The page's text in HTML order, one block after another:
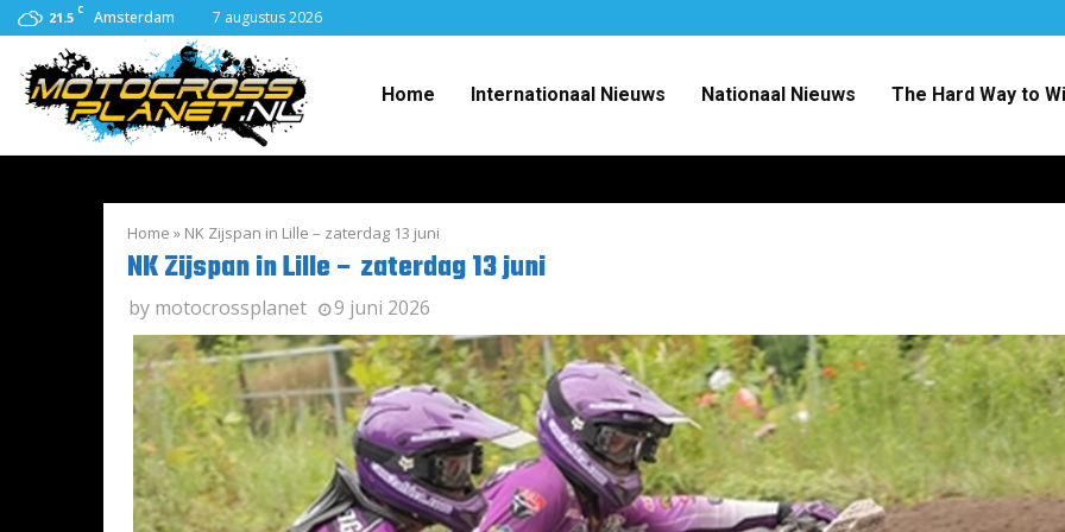
21.5 C Amsterdam 7 augustus 2026
Home Internationaal Nieuws Nationaal Nieuws The Hard Way to
Home » NK Zijspan in Lille – zaterdag 13 juni
NK Zijspan in Lille – zaterdag 13 juni
by motocrossplanet 9 juni 2026